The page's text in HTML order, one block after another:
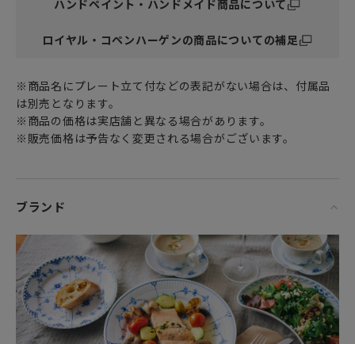
オブジェとしてもインテリアにさりげなく飾っておきたくな
ギフトとしても人気の高いボウル。
女性・男性にかかわらず、日頃お世話になっている方、大切
な方へ
ご結婚の引出物や特別な記念日の心を込めた上品な贈り物
ハンドペイント・ハンドメイド商品について
ロイヤル・コペンハーゲンの商品についての補足
※商品名にプレート立て付などの表記がない場合は、付属品
は別売となります。
※商品の価格は実店舗と異なる場合があります。
※販売価格は予告なく変更される場合がございます。
ブランド